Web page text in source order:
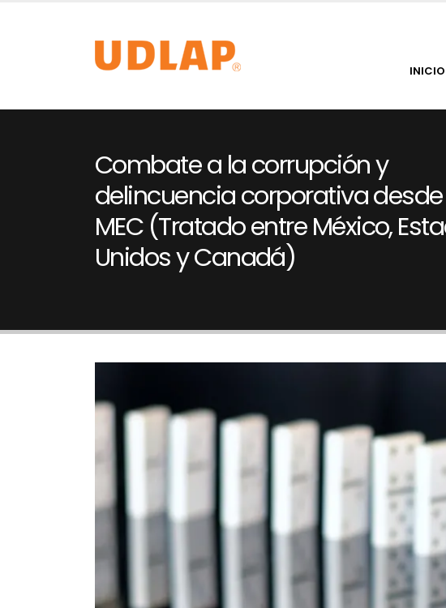
INICIO
Combate a la corrupción y
delincuencia corporativa desde
MEC (Tratado entre México,
Unidos y Canadá)